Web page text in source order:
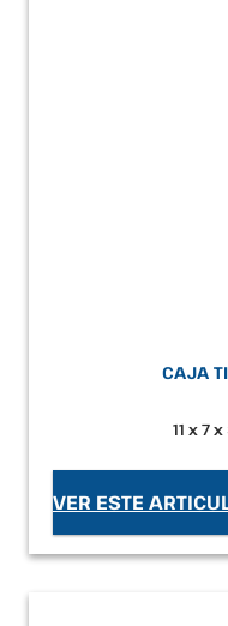
CAJA
11 x 7
VER ESTE